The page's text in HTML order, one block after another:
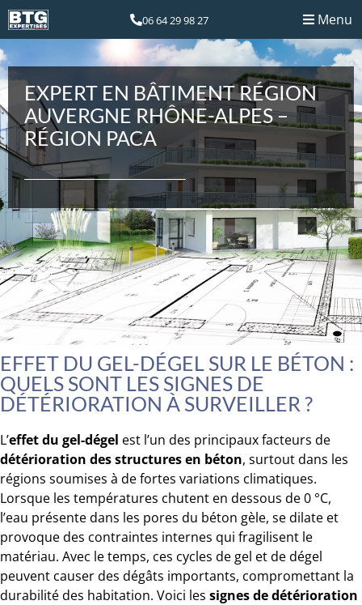
06 64 29 98 27 Menu
EXPERT EN BÂTIMENT RÉGION
AUVERGNE RHÔNE-ALPES –
RÉGION PACA
EFFET DU GEL-DÉGEL SUR LE BÉTON :
QUELS SONT LES SIGNES DE
DÉTÉRIORATION À SURVEILLER ?
L’effet du gel-dégel est l’un des principaux facteurs de
détérioration des structures en béton, surtout dans les
régions soumises à de fortes variations climatiques.
Lorsque les températures chutent en dessous de 0 °C,
l’eau présente dans les pores du béton gèle, se dilate et
provoque des contraintes internes qui fragilisent le
matériau. Avec le temps, ces cycles de gel et de dégel
peuvent causer des dégâts importants, compromettant la
durabilité des habitation. Voici les signes de détérioration